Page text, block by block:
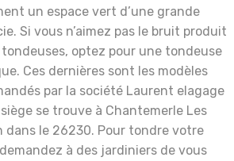
un espace vert d’une grande
Si vous n’aimez pas le bruit produit
tondeuses, optez pour une tondeuse
Ces dernières sont les modèles
par la société Laurent elagage
se trouve à Chantemerle Les
dans le 26230. Pour tondre votre
à des jardiniers de vous